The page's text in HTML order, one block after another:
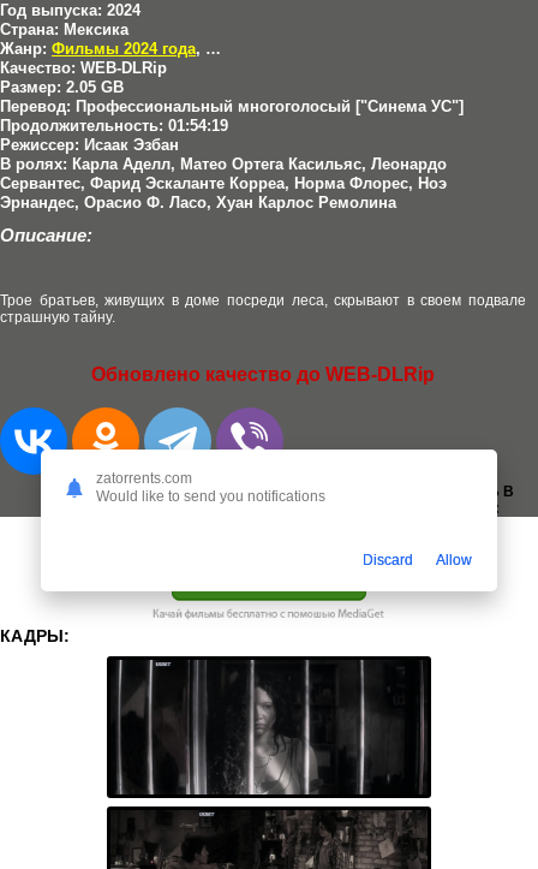
Год выпуска: 2024
Страна: Мексика
Жанр: Фильмы 2024 года, Ужасы
Качество: WEB-DLRip
Размер: 2.05 GB
Перевод: Профессиональный многоголосый ["Синема УС"]
Продолжительность: 01:54:19
Режиссер: Исаак Эзбан
В ролях: Карла Аделл, Матео Ортега Касильяс, Леонардо
Сервантес, Фарид Эскаланте Корреа, Норма Флорес, Ноэ
Эрнандес, Орасио Ф. Ласо, Хуан Карлос Ремолина
Описание:
Трое братьев, живущих в доме посреди леса, скрывают в своем подвале
страшную тайну.
Обновлено качество до WEB-DLRip
ДОБАВИТЬ В
ЗАКЛАДКИ:
КАДРЫ:
zatorrents.com
Would like to send you notifications
Discard Allow